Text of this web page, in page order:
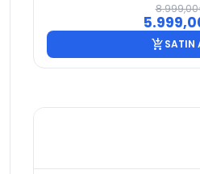
8.999,00
Orijinal
fiyat:
add_shopping_cartSATIN